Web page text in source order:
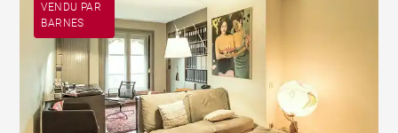
VENDU PAR
BARNES